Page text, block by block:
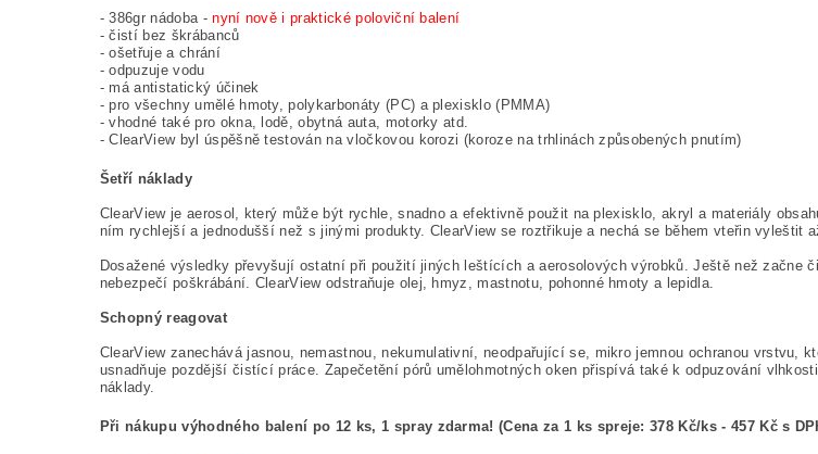
- 386gr nádoba -nyní nově i praktické poloviční balení
- čistí bez škrábanců
- ošetřuje a chrání
- odpuzuje vodu
- má antistatický účinek
- pro všechny umělé hmoty, polykarbonáty (PC) a plexisklo (PMMA)
- vhodné také pro okna, lodě, obytná auta, motorky atd.
- ClearView byl úspěšně testován na vločkovou korozi (koroze na trhlinách způsobených pnutím)
Šetří náklady
ClearView je aerosol, který může být rychle, snadno a efektivně použit na plexisklo, akryl a materiály
ním rychlejší a jednodušší než s jinými produkty. ClearView se roztřikuje a nechá se během vteřin vyleštit
Dosažené výsledky převyšují ostatní při použití jiných leštících a aerosolových výrobků. Ještě než začne
nebezpečí poškrábání. ClearView odstraňuje olej, hmyz, mastnotu, pohonné hmoty a lepidla.
Schopný reagovat
ClearView zanechává jasnou, nemastnou, nekumulativní, neodpařující se, mikro jemnou ochranou vrstvu,
usnadňuje pozdější čistící práce. Zapečetění pórů umělohmotných oken přispívá také k odpuzování
náklady.
Při nákupu výhodného balení po 12 ks, 1 spray zdarma! (Cena za 1 ks spreje: 378 Kč/ks - 457 Kč s